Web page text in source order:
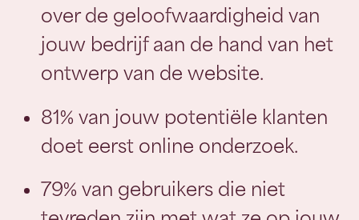
over de geloofwaardigheid van
jouw bedrijf aan de hand van het
ontwerp van de website.
81% van jouw potentiële klanten
doet eerst online onderzoek.
79% van gebruikers die niet